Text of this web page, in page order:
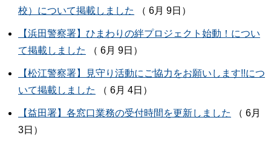
校）について掲載しました
（ 6月 9日）
【浜田警察署】ひまわりの絆プロジェクト始動！につい
て掲載しました
（ 6月 9日）
【松江警察署】見守り活動にご協力をお願いします!!につ
いて掲載しました
（ 6月 4日）
【益田署】各窓口業務の受付時間を更新しました
（ 6月
3日）